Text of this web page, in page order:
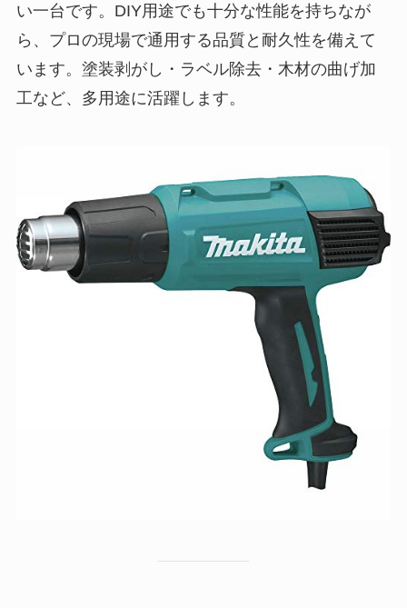
い一台です。DIY用途でも十分な性能を持ちなが
ら、プロの現場で通用する品質と耐久性を備えて
います。塗装剥がし・ラベル除去・木材の曲げ加
工など、多用途に活躍します。